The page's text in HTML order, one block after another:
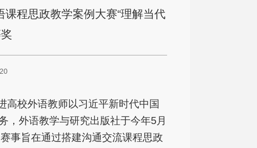
程思政教学案例大赛“理解当代
高校外语教师以习近平新时代中国
，外语教学与研究出版社于今年5月
事旨在通过搭建沟通交流课程思政